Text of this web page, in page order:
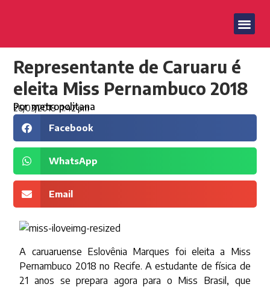
Representante de Caruaru é
eleita Miss Pernambuco 2018
Pormetropolitana
26/03/2018 1:42 pm
Facebook
WhatsApp
Email
A caruaruense Eslovênia Marques foi eleita a Miss
Pernambuco 2018 no Recife. A estudante de física de
21 anos se prepara agora para o Miss Brasil, que